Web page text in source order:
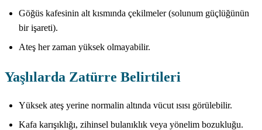
Göğüs kafesinin alt kısmında çekilmeler (solunum güçlüğünün
bir işareti).
Ateş her zaman yüksek olmayabilir.
Yaşlılarda Zatürre Belirtileri
Yüksek ateş yerine normalin altında vücut ısısı görülebilir.
Kafa karışıklığı, zihinsel bulanıklık veya yönelim bozukluğu.